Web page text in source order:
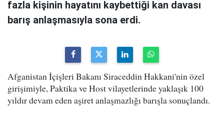
fazla kişinin hayatını kaybettiği kan davası
barış anlaşmasıyla sona erdi.
Afganistan İçişleri Bakanı Siraceddin Hakkani'nin özel
girişimiyle, Paktika ve Host vilayetlerinde yaklaşık 100
yıldır devam eden aşiret anlaşmazlığı barışla sonuçlandı.